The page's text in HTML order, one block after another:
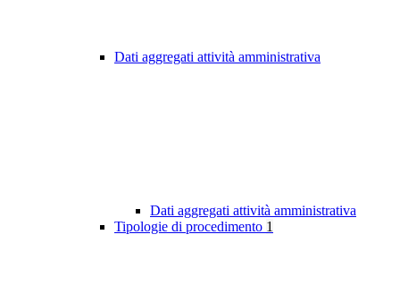
Dati aggregati attività amministrativa
Dati aggregati attività amministrativa
Tipologie di procedimento 1